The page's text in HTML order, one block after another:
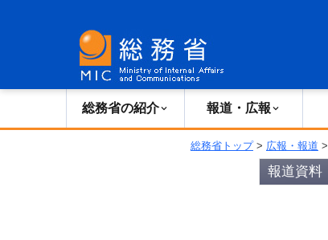
総務省の紹介 報道・広報
総務省トップ> 広報・報道 >
報道資料